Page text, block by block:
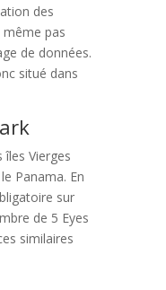
des
pas
de données.
situé dans
îles Vierges
Panama. En
sur
de 5 Eyes
similaires